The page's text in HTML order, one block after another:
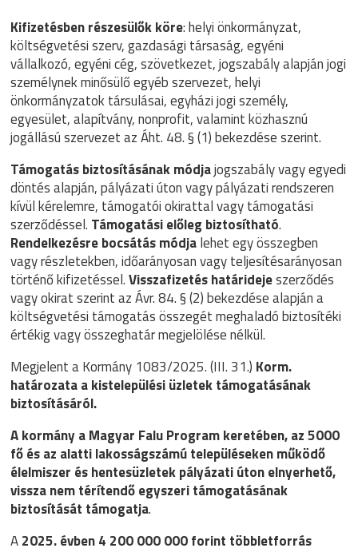
Kifizetésben részesülők köre: helyi önkormányzat,
költségvetési szerv, gazdasági társaság, egyéni
vállalkozó, egyéni cég, szövetkezet, jogszabály alapján jogi
személynek minősülő egyéb szervezet, helyi
önkormányzatok társulásai, egyházi jogi személy,
egyesület, alapítvány, nonprofit, valamint közhasznú
jogállású szervezet az Áht. 48. § (1) bekezdése szerint.
Támogatás biztosításának módjajogszabály vagy egyedi
döntés alapján, pályázati úton vagy pályázati rendszeren
kívül kérelemre, támogatói okirattal vagy támogatási
szerződéssel. Támogatási előleg biztosítható.
Rendelkezésre bocsátás módjalehet egy összegben
vagy részletekben, időarányosan vagy teljesítésarányosan
történő kifizetéssel.Visszafizetés határidejeszerződés
vagy okirat szerint az Ávr. 84. § (2) bekezdése alapján a
költségvetési támogatás összegét meghaladó biztosítéki
értékig vagy összeghatár megjelölése nélkül.
Megjelent a Kormány 1083/2025. (III. 31.) Korm.
határozata a kistelepülési üzletek támogatásának
biztosításáról.
A kormány a Magyar Falu Program keretében, az 5000
fő és az alatti lakosságszámú településeken működő
élelmiszer és hentesüzletek pályázati úton elnyerhető,
vissza nem térítendő egyszeri támogatásának
biztosítását támogatja.
A2025. évben 4 200 000 000 forint többletforrás